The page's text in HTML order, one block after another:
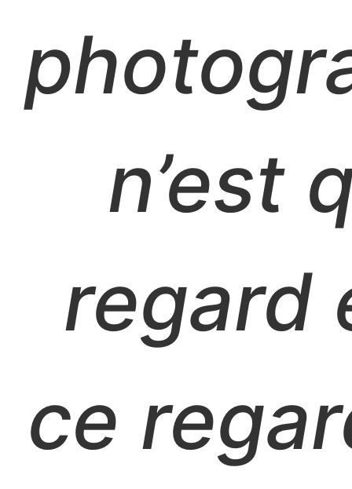
n’est
regard
ce